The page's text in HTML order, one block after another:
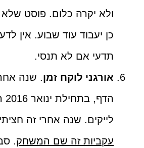
ולא יקרה כלום. פוסט שלא
כן יעבוד עוד שבוע. אין
תדעי אם לא תנסי.
אורגני לוקח זמן. שנה
לייקים. שנה אחרי זה חציתי את
עקביות זה שם המשחק.